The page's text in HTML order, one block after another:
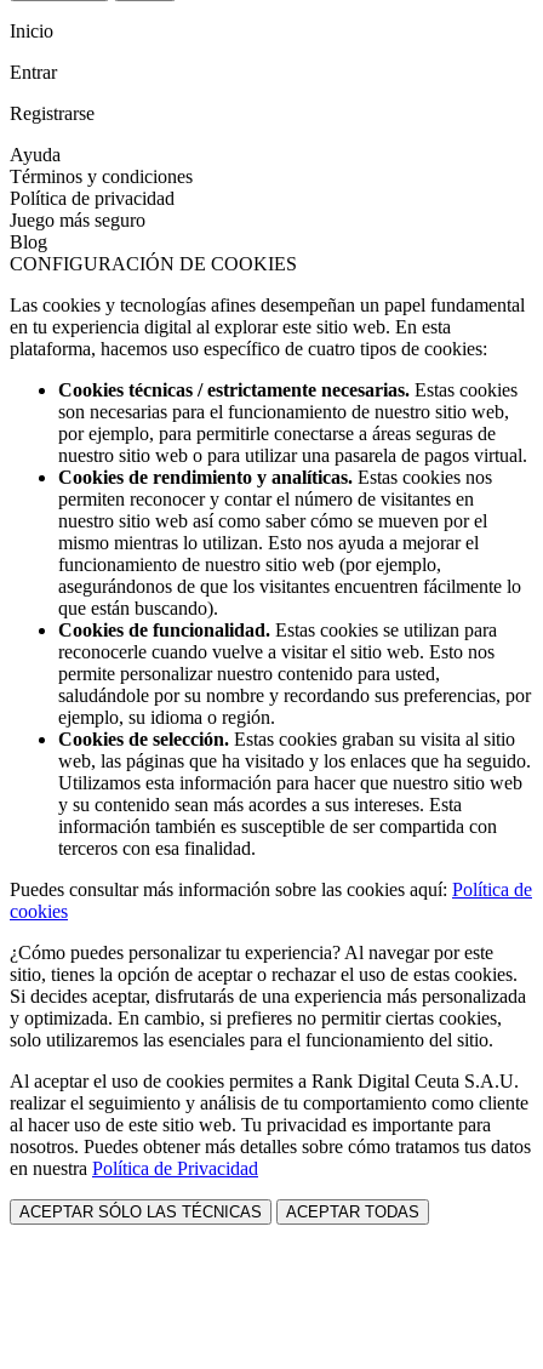
Inicio
Entrar
Registrarse
Ayuda
Términos y condiciones
Política de privacidad
Juego más seguro
Blog
CONFIGURACIÓN DE COOKIES
Las cookies y tecnologías afines desempeñan un papel fundamental
en tu experiencia digital al explorar este sitio web. En esta
plataforma, hacemos uso específico de cuatro tipos de cookies:
Cookies técnicas / estrictamente necesarias. Estas cookies
son necesarias para el funcionamiento de nuestro sitio web,
por ejemplo, para permitirle conectarse a áreas seguras de
nuestro sitio web o para utilizar una pasarela de pagos virtual.
Cookies de rendimiento y analíticas. Estas cookies nos
permiten reconocer y contar el número de visitantes en
nuestro sitio web así como saber cómo se mueven por el
mismo mientras lo utilizan. Esto nos ayuda a mejorar el
funcionamiento de nuestro sitio web (por ejemplo,
asegurándonos de que los visitantes encuentren fácilmente lo
que están buscando).
Cookies de funcionalidad. Estas cookies se utilizan para
reconocerle cuando vuelve a visitar el sitio web. Esto nos
permite personalizar nuestro contenido para usted,
saludándole por su nombre y recordando sus preferencias, por
ejemplo, su idioma o región.
Cookies de selección. Estas cookies graban su visita al sitio
web, las páginas que ha visitado y los enlaces que ha seguido.
Utilizamos esta información para hacer que nuestro sitio web
y su contenido sean más acordes a sus intereses. Esta
información también es susceptible de ser compartida con
terceros con esa finalidad.
Puedes consultar más información sobre las cookies aquí: Política de
cookies
¿Cómo puedes personalizar tu experiencia? Al navegar por este
sitio, tienes la opción de aceptar o rechazar el uso de estas cookies.
Si decides aceptar, disfrutarás de una experiencia más personalizada
y optimizada. En cambio, si prefieres no permitir ciertas cookies,
solo utilizaremos las esenciales para el funcionamiento del sitio.
Al aceptar el uso de cookies permites a Rank Digital Ceuta S.A.U.
realizar el seguimiento y análisis de tu comportamiento como cliente
al hacer uso de este sitio web. Tu privacidad es importante para
nosotros. Puedes obtener más detalles sobre cómo tratamos tus datos
en nuestra Política de Privacidad
ACEPTAR SÓLO LAS TÉCNICAS ACEPTAR TODAS